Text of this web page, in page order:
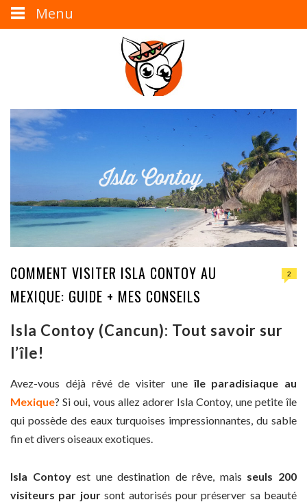
COMMENT VISITER ISLA CONTOY AU
MEXIQUE: GUIDE + MES CONSEILS
2
Isla Contoy (Cancun): Tout savoir sur
l’île!
Avez-vous déjà rêvé de visiter uneîle paradisiaque au
Mexique? Si oui, vous allez adorer Isla Contoy, une petite île
qui possède des eaux turquoises impressionnantes, du sable
fin et divers oiseaux exotiques.
Isla Contoyest une destination de rêve, mais seuls 200
visiteurs par joursont autorisés pour préserver sa beauté
Menu